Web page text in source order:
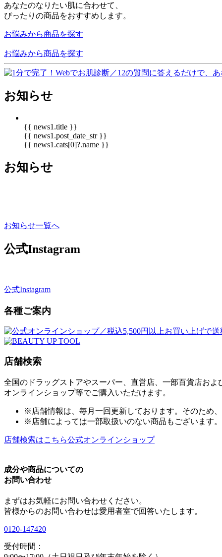
あなたのなりたい肌に合わせて、
ぴったりの商品をおすすめします。
お悩みから商品を探す
お悩みから商品を探す
お知らせ
{{ news1.title }}
{{ news1.post_date_str }}
{{ news1.cats[0]?.name }}
お知らせ
お知らせ一覧へ
公式Instagram
公式Instagram
各種ご案内
店舗検索
全国のドラッグストアやスーパー、直営店、一部百貨店およ
オンラインショップ等でご購入いただけます。
※店舗情報は、毎月一回更新しております。そのため
※店舗によっては一部取扱いのない商品もございます
店舗検索はこちら公式オンラインショップ
成分や商品についての
お問い合わせ
まずはお気軽にお問い合わせください。
皆様からのお問い合わせは愛用者室で回答いたします。
0120-147420
受付時間：